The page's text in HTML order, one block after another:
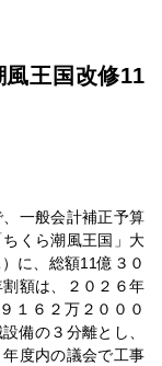
風王国改修11
一般会計補正予算
くら潮風王国」大
に、総額11億３０
額は、２０２６年
１６２万２０００
備の３分離とし、
度内の議会で工事